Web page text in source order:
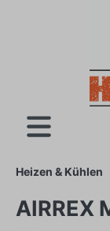
Heizen & Kühlen
AIRREX